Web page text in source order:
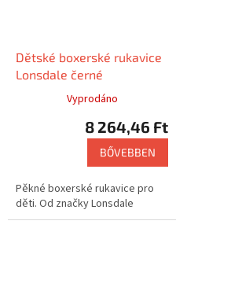
Dětské boxerské rukavice
Lonsdale černé
Vyprodáno
8 264,46 Ft
BŐVEBBEN
Pěkné boxerské rukavice pro
děti. Od značky Lonsdale